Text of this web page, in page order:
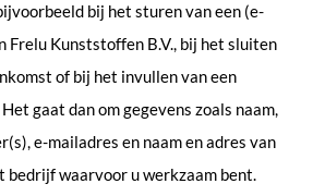
bij het sturen van een (e-
Frelu Kunststoffen B.V., bij het sluiten
of bij het invullen van een
gaat dan om gegevens zoals naam,
e-mailadres en naam en adres van
bedrijf waarvoor u werkzaam bent.